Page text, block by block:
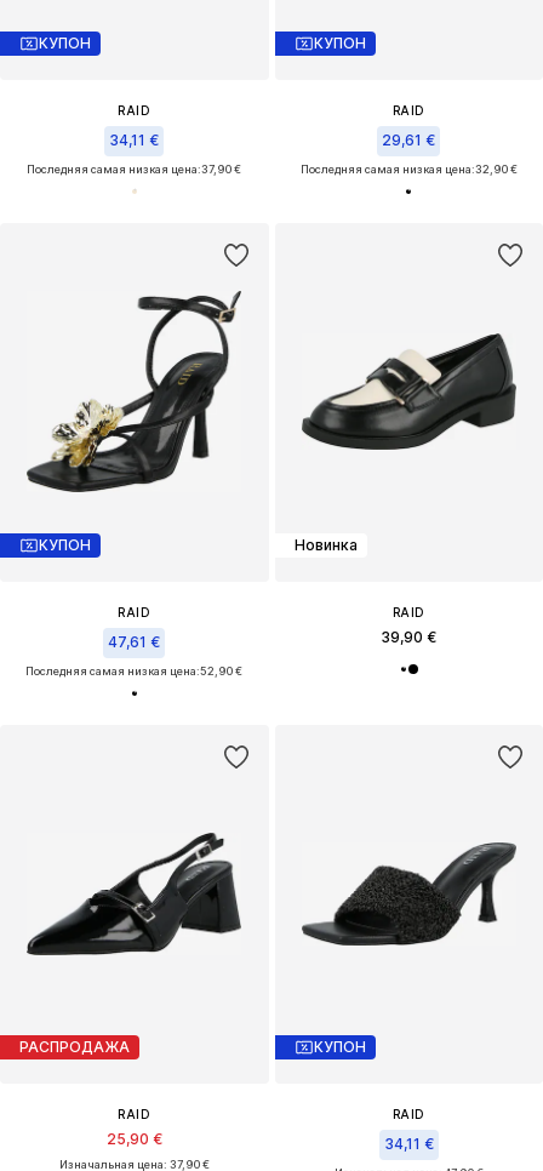
КУПОН
RAID
34,11 €
Последняя самая низкая цена:37,90 €
КУПОН
RAID
29,61 €
Последняя самая низкая цена:32,90 €
КУПОН
RAID
47,61 €
Последняя самая низкая цена:52,90 €
Новинка
RAID
39,90 €
РАСПРОДАЖА
RAID
25,90 €
Изначальная цена: 37,90 €
КУПОН
RAID
34,11 €